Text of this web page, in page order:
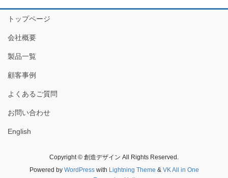
トップページ
会社概要
製品一覧
顧客事例
よくあるご質問
お問い合わせ
English
Copyright © 創造デザイン All Rights Reserved.
Powered by WordPresswith Lightning Theme & VK All in One